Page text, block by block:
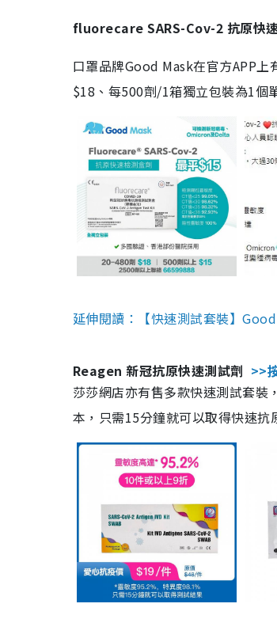
fluorecare SARS-Cov-2 抗原快
口罩品牌Good Mask在官方APP
$18、每500劑/1箱獨立包裝為1個
延伸閱讀：【快速測試套裝】
Reagen 新冠抗原快速測試劑 >>
莎莎網店亦有售多款快速測試套
本，只需15分鐘就可以取得快速